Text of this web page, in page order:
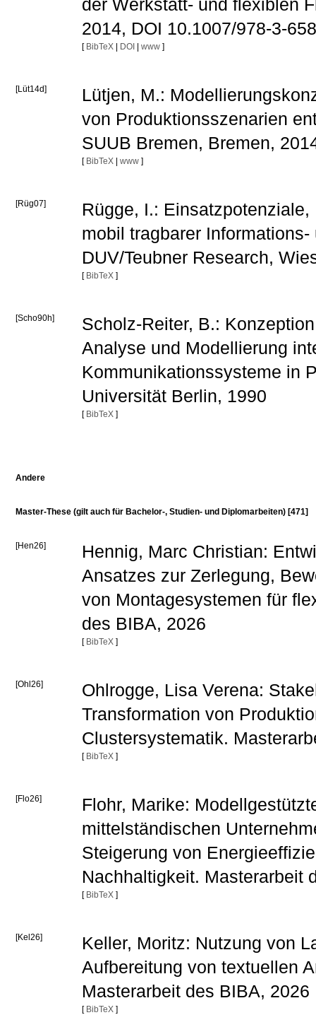
der Werkstatt- und flexiblen
2014, DOI 10.1007/978-3-
[ BibTeX| DOI www ]
[Lüt14d]
Lütjen, M.:
von Produktionsszenarien
SUUB Bremen, Bremen,
[ BibTeX| www ]
[Rüg07]
Rügge, I.:
mobil tragbarer
DUV/Teubner Research,
[ BibTeX ]
[Scho90h]
Scholz-Reiter, B.:
Analyse und Modellierung
Kommunikationssysteme in
Universität Berlin, 1990
[ BibTeX ]
Andere
Master-These (gilt auch für Bachelor-, Studien- und Diplomarbeiten) [471]
[Hen26]
Hennig, Marc Christian:
Ansatzes zur Zerlegung,
von Montagesystemen für
des BIBA, 2026
[ BibTeX ]
[Ohl26]
Ohlrogge, Lisa Verena:
Transformation von
Clustersystematik.
[ BibTeX ]
[Flo26]
Flohr, Marike:
mittelständischen
Steigerung von
Nachhaltigkeit. Masterarbeit
[ BibTeX ]
[Kel26]
Keller, Moritz: Nutzung von
Aufbereitung von textuellen
Masterarbeit des BIBA, 2026
[ BibTeX ]